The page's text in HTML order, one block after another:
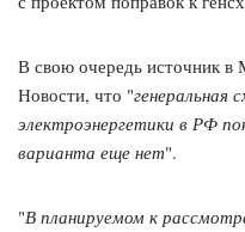
В свою очередь источник
Новости, что "генеральная
электроэнергетики в РФ
варианта еще нет".
"В планируемом к